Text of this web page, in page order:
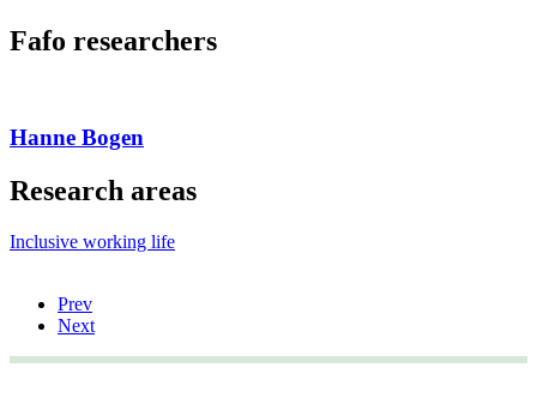
Fafo researchers
Hanne Bogen
Research areas
Inclusive working life
Prev
Next